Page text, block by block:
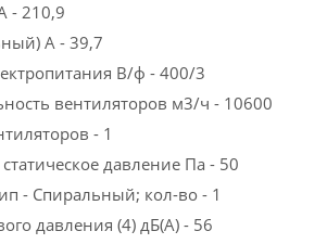
- 210,9
A - 39,7
В/ф - 400/3
вентиляторов м3/ч - 10600
- 1
давление Па - 50
- Спиральный; кол-­во - 1
давления (4) дБ(A) - 56